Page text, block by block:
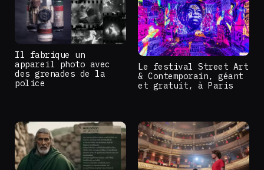
Il fabrique un
appareil photo avec
des grenades de la
police
Le festival Street Art
& Contemporain, géant
et gratuit, à Paris